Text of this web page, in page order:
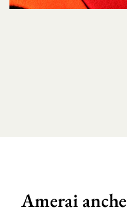
Amerai anche